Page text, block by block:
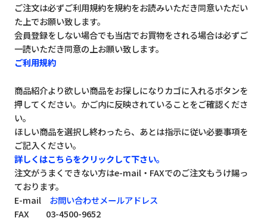
ご注文は必ずご利用規約を規約をお読みいただき同意いただい
た上でお願い致します。
会員登録をしない場合でも当店でお買物をされる場合は必ずご
一読いただき同意の上お願い致します。
ご利用規約
商品紹介より欲しい商品をお探しになりカゴに入れるボタンを
押してください。かご内に反映されていることをご確認くださ
い。
ほしい商品を選択し終わったら、あとは指示に従い必要事項を
ご記入ください。
詳しくはこちらをクリックして下さい。
注文がうまくできない方はe-mail・FAXでのご注文もうけ賜っ
ております。
E-mail お問い合わせメールアドレス
FAX 03-4500-9652